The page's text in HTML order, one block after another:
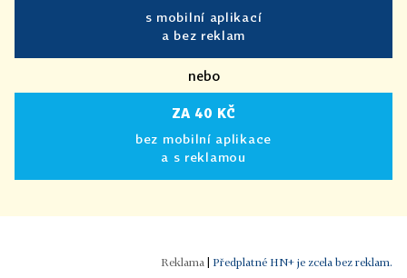
s mobilní aplikací
a bez reklam
nebo
ZA 40 KČ
bez mobilní aplikace
a s reklamou
Předplatné HN+ je zcela bez reklam.